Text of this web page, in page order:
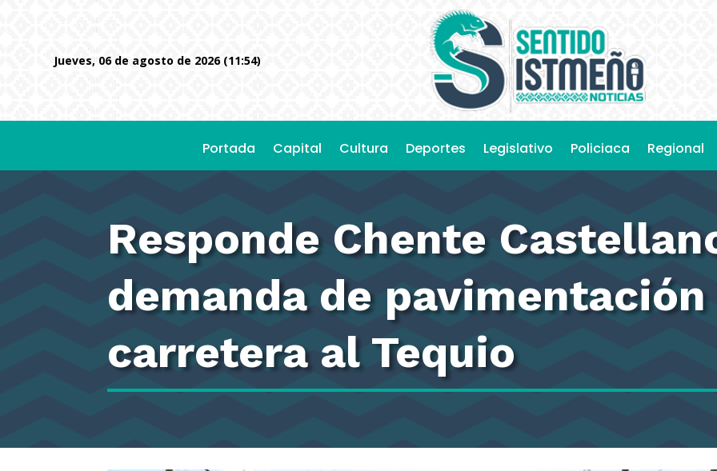
jueves, 06 de agosto de 2026 (11:54)
Portada Capital Cultura Deportes Legislativo Policiaca Regional
Responde Chente
demanda de pavimentación
carretera al Tequio